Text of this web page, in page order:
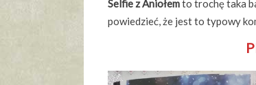
Selfie z Aniołemto trochę taka
powiedzieć, że jest to typowy